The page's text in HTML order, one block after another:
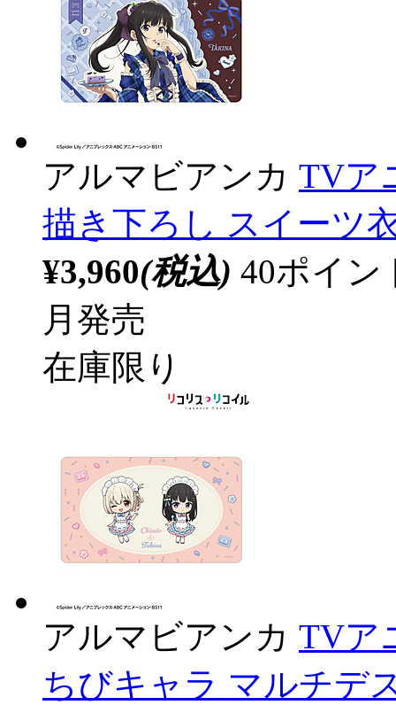
アルマビアンカ TVア
描き下ろし スイーツ
¥3,960(税込) 40ポイ
月発売
在庫限り
アルマビアンカ TVア
ちびキャラ マルチデ